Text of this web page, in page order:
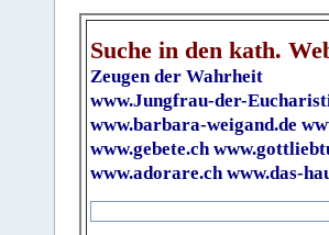
Suche in den kath.
Zeugen der Wahrheit
www.Jungfrau-der-
www.barbara-weigand.de
www.gebete.ch
www.adorare.ch www.das-